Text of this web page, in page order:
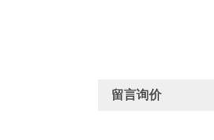
留言询价